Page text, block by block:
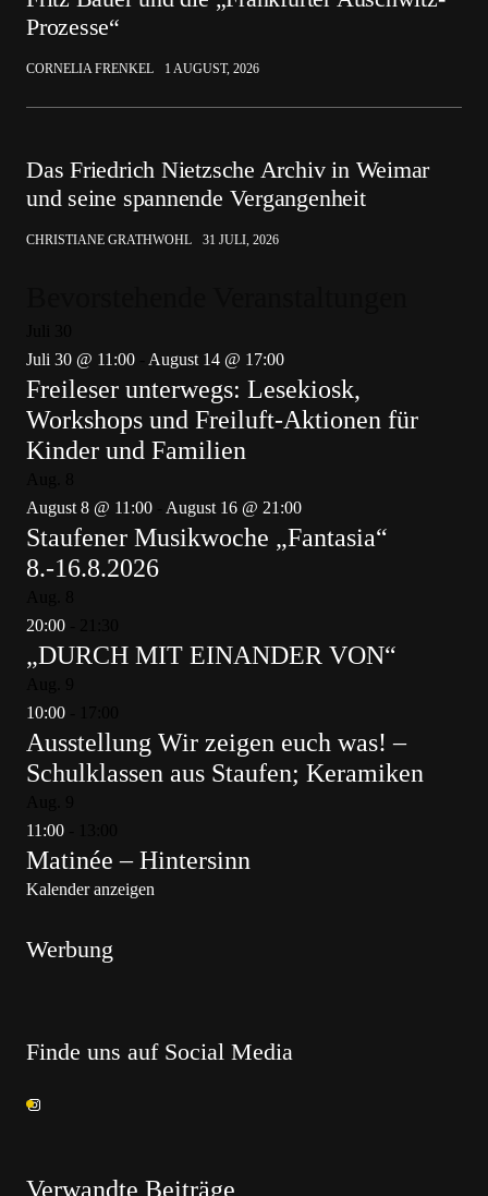
Prozesse“
CORNELIA FRENKEL 1 AUGUST, 2026
Das Friedrich Nietzsche Archiv in Weimar
und seine spannende Vergangenheit
CHRISTIANE GRATHWOHL 31 JULI, 2026
Juli 30 @ 11:00
August 14 @ 17:00
Freileser unterwegs: Lesekiosk,
Workshops und Freiluft-Aktionen für
Kinder und Familien
August 8 @ 11:00
August 16 @ 21:00
Staufener Musikwoche „Fantasia“
8.-16.8.2026
20:00
„DURCH MIT EINANDER VON“
10:00
Ausstellung Wir zeigen euch was! –
Schulklassen aus Staufen; Keramiken
11:00
Matinée – Hintersinn
Kalender anzeigen
Werbung
Finde uns auf Social Media
Verwandte Beiträge